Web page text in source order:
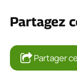
Partagez
Partager